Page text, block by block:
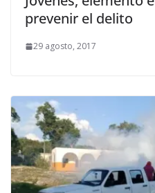
prevenir el delito
29 agosto, 2017